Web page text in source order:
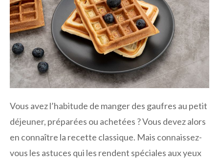
Vous avez l’habitude de manger des gaufres au petit
déjeuner, préparées ou achetées ? Vous devez alors
en connaître la recette classique. Mais connaissez-
vous les astuces qui les rendent spéciales aux yeux